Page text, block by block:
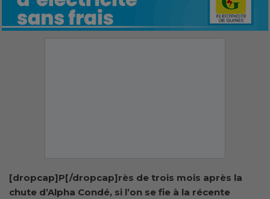
[dropcap]P[/dropcap]rès de trois mois après la
chute d’Alpha Condé, si l’on se fie à la récente